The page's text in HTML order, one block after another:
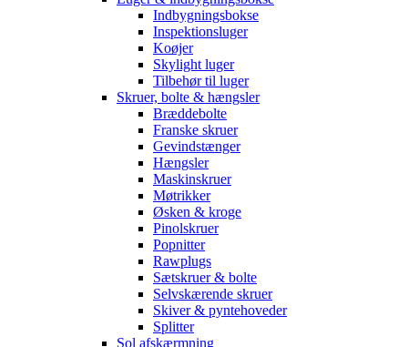
Indbygningsbokse
Inspektionsluger
Koøjer
Skylight luger
Tilbehør til luger
Skruer, bolte & hængsler
Bræddebolte
Franske skruer
Gevindstænger
Hængsler
Maskinskruer
Møtrikker
Øsken & kroge
Pinolskruer
Popnitter
Rawplugs
Sætskruer & bolte
Selvskærende skruer
Skiver & pyntehoveder
Splitter
Sol afskærmning